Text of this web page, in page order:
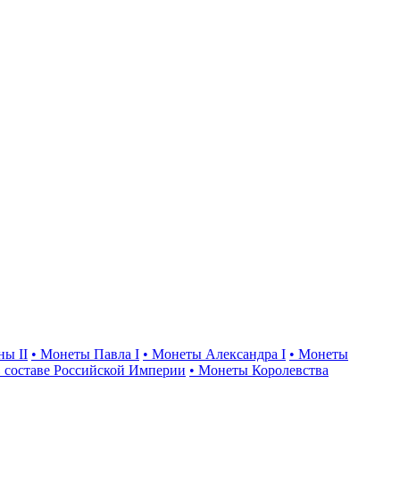
II • Монеты Павла I • Монеты Александра I • Монеты
Российской Империи • Монеты Королевства